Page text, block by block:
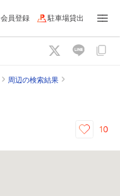
会員登録 駐車場貸出
周辺の検索結果
10